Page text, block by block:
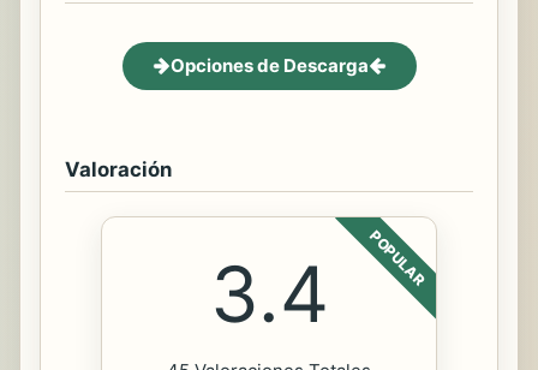
Opciones de Descarga
Valoración
POPULAR
3.4